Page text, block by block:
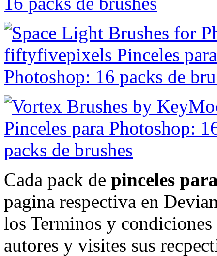
Cada pack de pinceles
pagina respectiva en
los Terminos y
autores y visites sus